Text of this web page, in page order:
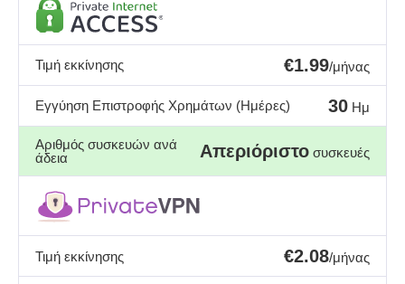
Τιμή εκκίνησης €1.99/μήνας
Εγγύηση Επιστροφής Χρημάτων (Ημέρες) 30 Ημ
Αριθμός συσκευών ανά
άδεια
Απεριόριστο συσκευές
Τιμή εκκίνησης €2.08/μήνας